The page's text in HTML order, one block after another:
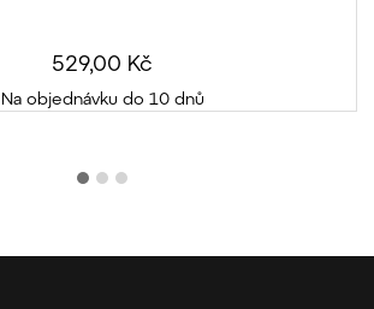
529,00 Kč
Na objednávku do 10 dnů